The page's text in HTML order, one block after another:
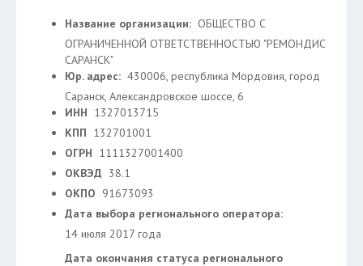
Название организации: ОБЩЕСТВО С
ОГРАНИЧЕННОЙ ОТВЕТСТВЕННОСТЬЮ "РЕМОНДИС
САРАНСК"
Юр. адрес: 430006, республика Мордовия, город
Саранск, Александровское шоссе, 6
ИНН 1327013715
КПП 132701001
ОГРН 1111327001400
ОКВЭД 38.1
ОКПО 91673093
Дата выбора регионального оператора:
14 июля 2017 года
Дата окончания статуса регионального